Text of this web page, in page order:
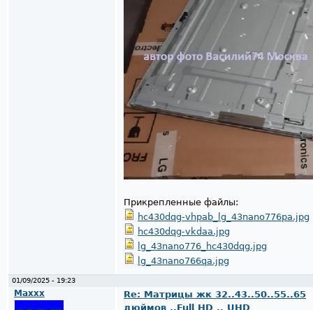
Прикрепленные файлы:
hc430dqg-vhpab_lg_43nano776pa.jpg
hc430dqg-vkdaa.jpg
lg_43nano776_hc430dqg.jpg
lg_43nano766qa.jpg
01/09/2025 - 19:23
Maxxx
Re: Матрицы жк 32..43..50..55..65
дюймов ..Full HD .. UHD